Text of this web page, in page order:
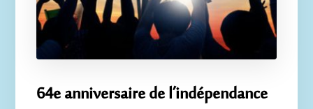
64e anniversaire de l’indépendance